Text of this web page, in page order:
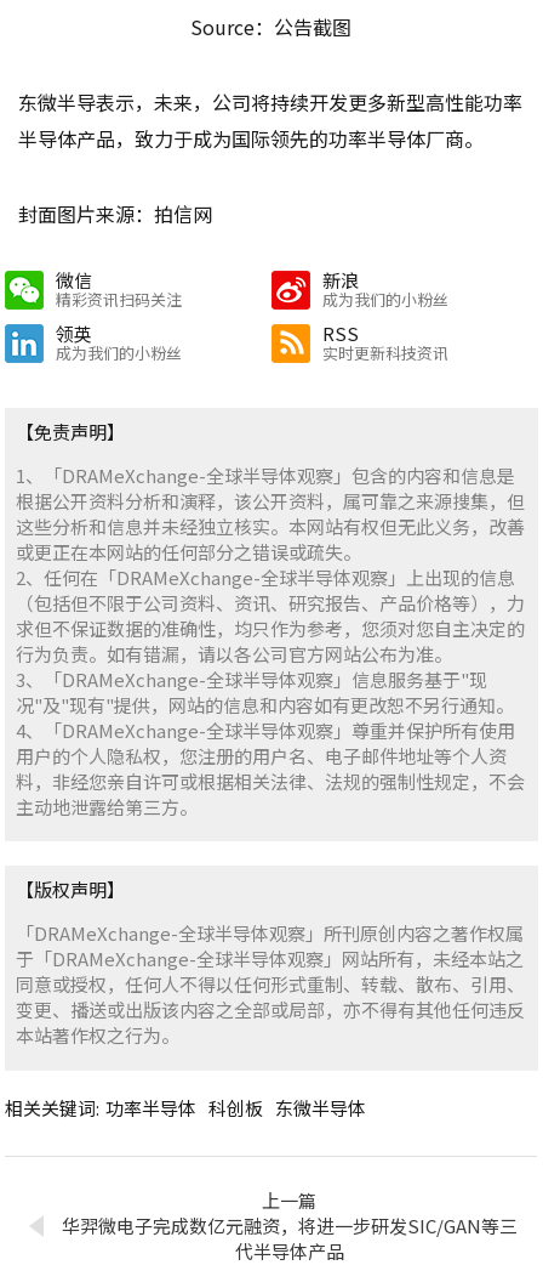
Source：公告截图
东微半导表示，未来，公司将持续开发更多新型高性能功率
半导体产品，致力于成为国际领先的功率半导体厂商。
封面图片来源：拍信网
微信
精彩资讯扫码关注
新浪
成为我们的小粉丝
领英
成为我们的小粉丝
RSS
实时更新科技资讯
【免责声明】
1、「DRAMeXchange-全球半导体观察」包含的内容和信息是
根据公开资料分析和演释，该公开资料，属可靠之来源搜集，但
这些分析和信息并未经独立核实。本网站有权但无此义务，改善
或更正在本网站的任何部分之错误或疏失。
2、任何在「DRAMeXchange-全球半导体观察」上出现的信息
（包括但不限于公司资料、资讯、研究报告、产品价格等），力
求但不保证数据的准确性，均只作为参考，您须对您自主决定的
行为负责。如有错漏，请以各公司官方网站公布为准。
3、「DRAMeXchange-全球半导体观察」信息服务基于"现
况"及"现有"提供，网站的信息和内容如有更改恕不另行通知。
4、「DRAMeXchange-全球半导体观察」尊重并保护所有使用
用户的个人隐私权，您注册的用户名、电子邮件地址等个人资
料，非经您亲自许可或根据相关法律、法规的强制性规定，不会
主动地泄露给第三方。
【版权声明】
「DRAMeXchange-全球半导体观察」所刊原创内容之著作权属
于「DRAMeXchange-全球半导体观察」网站所有，未经本站之
同意或授权，任何人不得以任何形式重制、转载、散布、引用、
变更、播送或出版该内容之全部或局部，亦不得有其他任何违反
本站著作权之行为。
相关关键词: 功率半导体 科创板 东微半导体
上一篇
华羿微电子完成数亿元融资，将进一步研发SIC/GAN等三
代半导体产品